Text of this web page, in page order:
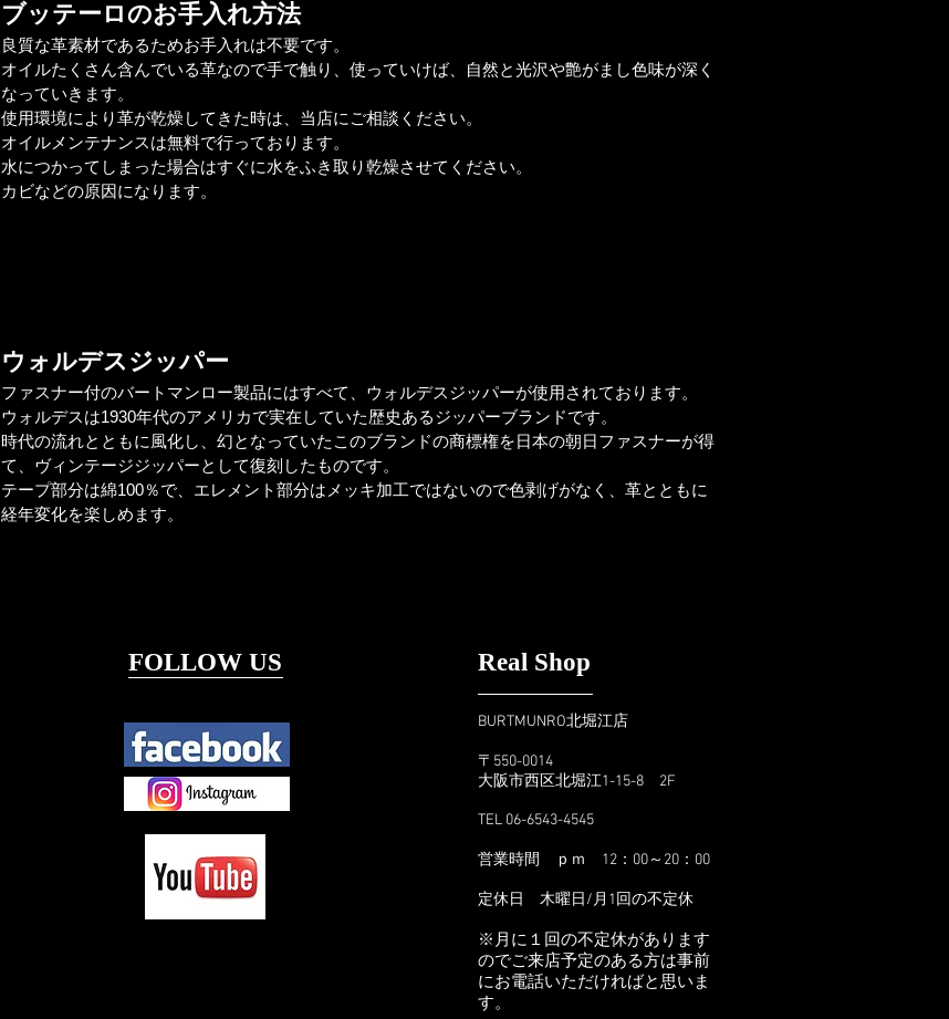
ブッテーロのお手入れ方法
良質な革素材であるためお手入れは不要です。
オイルたくさん含んでいる革なので手で触り、使っていけば、自然と光沢や艶がまし色味が深く
なっていきます。
使用環境により革が乾燥してきた時は、当店にご相談ください。
オイルメンテナンスは無料で行っております。
水につかってしまった場合はすぐに水をふき取り乾燥させてください。
​カビなどの原因になります。
​ウォルデスジッパー
ファスナー付のバートマンロー製品にはすべて、ウォルデスジッパーが使用されております。
ウォルデスは1930年代のアメリカで実在していた歴史あるジッパーブランドです。
時代の流れとともに風化し、幻となっていたこのブランドの商標権を日本の朝日ファスナーが得
て、ヴィンテージジッパーとして復刻したものです。
テープ部分は綿100％で、エレメント部分はメッキ加工ではないので色剥げがなく、革とともに
経年変化を楽しめます。
FOLLOW US ​Real Shop
BURTMUNRO北堀江店
〒550-0014
大阪市西区北堀江1-15-8 2F
TEL 06-6543-4545
営業時間 ｐｍ 12：00～20：00
​定休日 木曜日/月1回の不定休
※月に１回の不定休があります
のでご来店予定のある方は事前
にお電話いただければと思いま
す。